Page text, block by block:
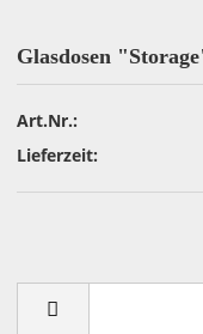
Konto
Passwort
Glasdosen
Art.Nr.:
Lieferzeit: